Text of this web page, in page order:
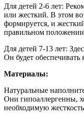
Для детей 2-6 лет:
или жесткий. В этом
формируется, и
правильном
Для детей 7-13 лет:
Он будет
Материалы:
Натуральные
Они гипоаллергенны,
необходимую